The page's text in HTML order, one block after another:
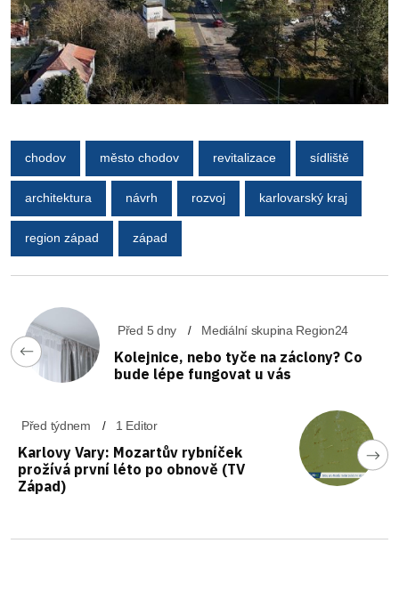
chodov město chodov revitalizace sídliště
architektura návrh rozvoj karlovarský kraj
region západ západ
Před 5 dny Mediální skupina Region24
Kolejnice, nebo tyče na záclony? Co
bude lépe fungovat u vás
Před týdnem 1 Editor
Karlovy Vary: Mozartův rybníček
prožívá první léto po obnově (TV
Západ)